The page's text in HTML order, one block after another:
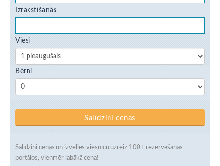
Izrakstīšanās
Viesi
Bērni
Salīdzini cenas
Salīdzini cenas un izvēlies viesnīcu uzreiz 100+ rezervēšanas
portālos, vienmēr labākā cena!